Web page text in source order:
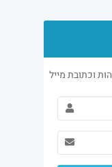
וכתובת מייל